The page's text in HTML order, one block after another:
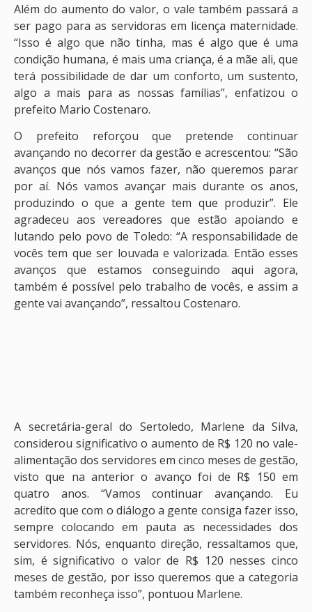
Além do aumento do valor, o vale também passará a
ser pago para as servidoras em licença maternidade.
“Isso é algo que não tinha, mas é algo que é uma
condição humana, é mais uma criança, é a mãe ali, que
terá possibilidade de dar um conforto, um sustento,
algo a mais para as nossas famílias”, enfatizou o
prefeito Mario Costenaro.
O prefeito reforçou que pretende continuar
avançando no decorrer da gestão e acrescentou: “São
avanços que nós vamos fazer, não queremos parar
por aí. Nós vamos avançar mais durante os anos,
produzindo o que a gente tem que produzir”. Ele
agradeceu aos vereadores que estão apoiando e
lutando pelo povo de Toledo: “A responsabilidade de
vocês tem que ser louvada e valorizada. Então esses
avanços que estamos conseguindo aqui agora,
também é possível pelo trabalho de vocês, e assim a
gente vai avançando”, ressaltou Costenaro.
A secretária-geral do Sertoledo, Marlene da Silva,
considerou significativo o aumento de R$ 120 no vale-
alimentação dos servidores em cinco meses de gestão,
visto que na anterior o avanço foi de R$ 150 em
quatro anos. “Vamos continuar avançando. Eu
acredito que com o diálogo a gente consiga fazer isso,
sempre colocando em pauta as necessidades dos
servidores. Nós, enquanto direção, ressaltamos que,
sim, é significativo o valor de R$ 120 nesses cinco
meses de gestão, por isso queremos que a categoria
também reconheça isso”, pontuou Marlene.